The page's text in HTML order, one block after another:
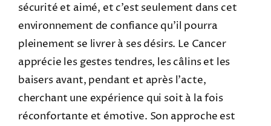
sécurité et aimé, et c’est seulement dans cet
environnement de confiance qu’il pourra
pleinement se livrer à ses désirs. Le Cancer
apprécie les gestes tendres, les câlins et les
baisers avant, pendant et après l’acte,
cherchant une expérience qui soit à la fois
réconfortante et émotive. Son approche est